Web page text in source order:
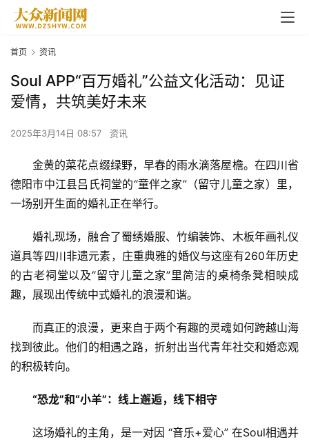
首页 资讯
Soul APP“百万婚礼”公益文化活动：见证
爱情，共筑美好未来
2025年3月14日 08:57 资讯
金黄的菜花点缀绿野，早春的雨水滴落屋檐。在四川省
德阳市中江县吕氏祠堂的“童伴之家”（留守儿童之家）里，
一场别开生面的婚礼正在举行。
婚礼现场，融合了蜀绣婚服、竹编装饰、木板年画礼仪
道具等四川非遗元素，庄重典雅的婚仪与这座有260年历史
的古老祠堂以及“留守儿童之家”里简洁的桌椅条凳相映成
趣，展现出传统中式婚礼的浪漫和谐。
而真正的浪漫，更来自于两个有趣的灵魂如何跨越山海
找到彼此。他们的相遇之路，折射出当代青年社交和婚恋观
的积极转向。
“恐龙”和“小羊”：线上邂逅，线下相守
这场婚礼的主角，是一对因 “音乐+爱心” 在Soul相遇并